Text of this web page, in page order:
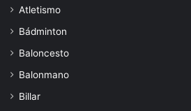
Atletismo
Bádminton
Baloncesto
Balonmano
Billar